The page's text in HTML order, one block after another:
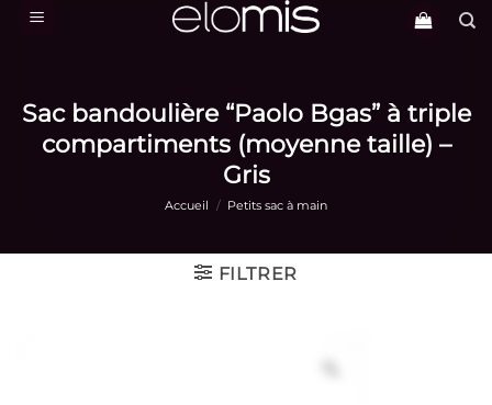
Passer
Sac bandoulière “Paolo Bgas” à triple
compartiments (moyenne taille) –
Gris
Accueil / Petits sac à main
FILTRER